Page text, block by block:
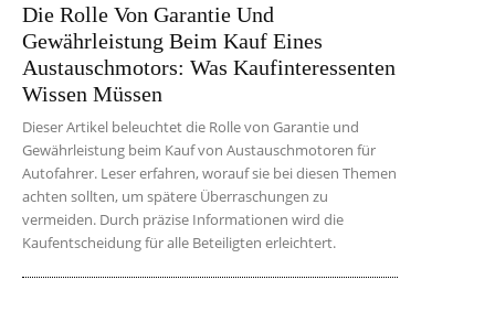
Die Rolle Von Garantie Und
Gewährleistung Beim Kauf Eines
Austauschmotors: Was Kaufinteressenten
Wissen Müssen
Dieser Artikel beleuchtet die Rolle von Garantie und
Gewährleistung beim Kauf von Austauschmotoren für
Autofahrer. Leser erfahren, worauf sie bei diesen Themen
achten sollten, um spätere Überraschungen zu
vermeiden. Durch präzise Informationen wird die
Kaufentscheidung für alle Beteiligten erleichtert.